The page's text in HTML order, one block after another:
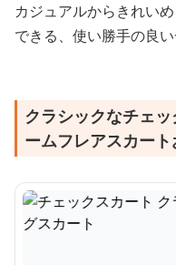
カジュアルからきれい
できる、使い勝手の良い
クラシックなチェ
ームフレアスカー